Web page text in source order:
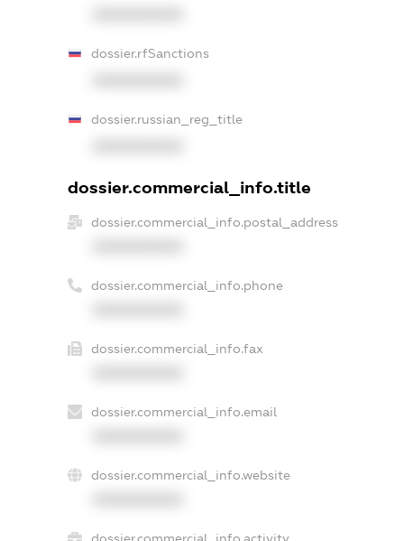
dossier.rfSanctions
dossier.russian_reg_title
dossier.commercial_info.title
dossier.commercial_info.postal_address
dossier.commercial_info.phone
dossier.commercial_info.fax
dossier.commercial_info.email
dossier.commercial_info.website
dossier.commercial_info.activity